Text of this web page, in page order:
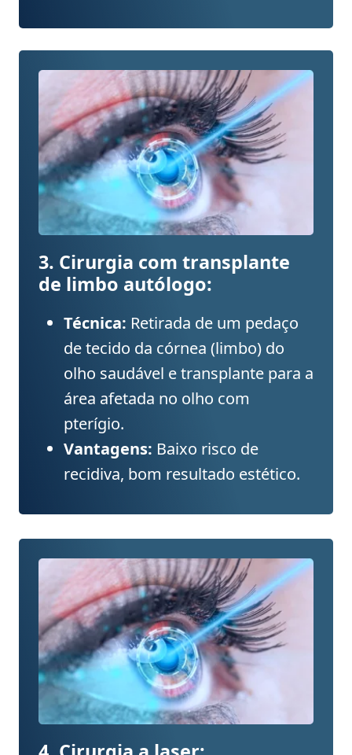
3. Cirurgia com transplante
de limbo autólogo:
Técnica: Retirada de um pedaço
de tecido da córnea (limbo) do
olho saudável e transplante para a
área afetada no olho com
pterígio.
Vantagens: Baixo risco de
recidiva, bom resultado estético.